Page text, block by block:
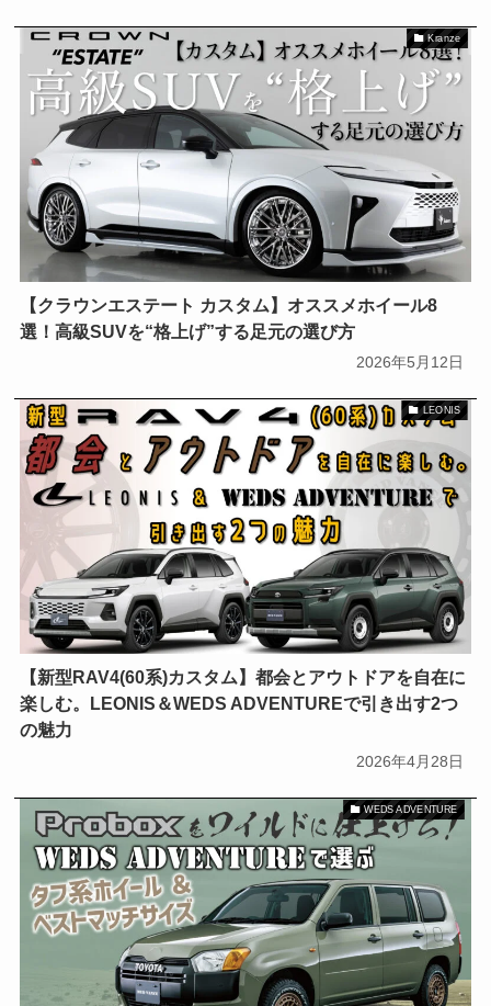
MAVERICK MUD VANCE
NOVARIS RACE REPORT
RIZLEY SUGO SUV
WEDSA WEDSADVENTURE
WEDS ADVENTURE WedsSport
YOSHIMURA
アルファード／ヴェルファイア
クラウン クラウンエステート
シビック ジムニー
ジムニーシエラ スズキ
スポーツカー スーパー耐久
タイプR デリカミニ トヨタ
ハリアー プロボックス
ホイールの基礎知識 ホイールの選び方
ミニバン モータスポーツ
モータースポーツ
日産
旧車 浅野レーシングサービス
青山学院大学自動車部耐久チーム
Kranze
【クラウンエステート カスタム】オススメホイール8
選！高級SUVを“格上げ”する足元の選び方
2026年5月12日
LEONIS
【新型RAV4(60系)カスタム】都会とアウトドアを自在に
楽しむ。LEONIS＆WEDS ADVENTUREで引き出す2つ
の魅力
2026年4月28日
WEDS ADVENTURE